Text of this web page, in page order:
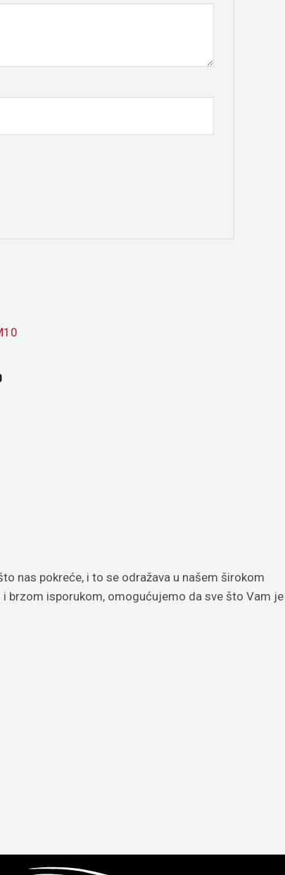
nas pokreće, i to se odražava u našem širokom
brzom isporukom, omogućujemo da sve što Vam je